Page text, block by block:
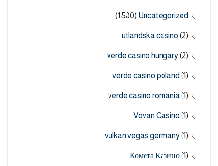
Uncategorized (1٬580)
utlandska casino (2)
verde casino hungary(2)
verde casino poland (1)
verde casino romania(1)
Vovan Casino (1)
vulkan vegas germany(1)
Комета Казино(1)